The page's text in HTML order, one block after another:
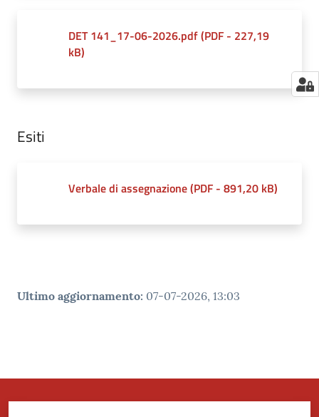
DET 141_17-06-2026.pdf(PDF - 227,19
kB)
Esiti
Verbale di assegnazione(PDF - 891,20 kB)
Ultimo aggiornamento: 07-07-2026, 13:03